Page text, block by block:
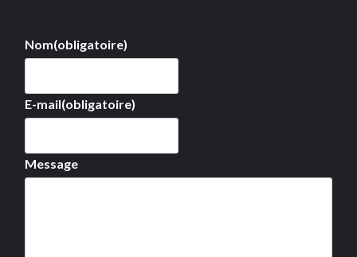
Nom(obligatoire)
E-mail(obligatoire)
Message